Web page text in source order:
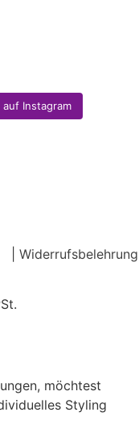
auf Instagram
Widerrufsbelehrung
möchtest
Styling